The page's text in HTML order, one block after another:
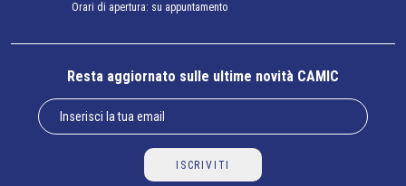
Orari di apertura: su appuntamento
Resta aggiornato sulle ultime novità CAMIC
ISCRIVITI